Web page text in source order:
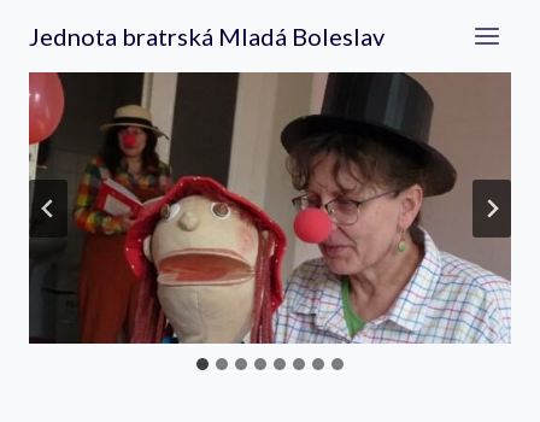
obsah
Jednota bratrská Mladá Boleslav